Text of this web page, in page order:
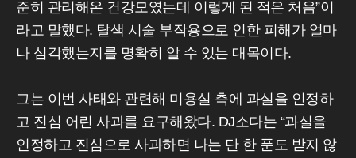
준히 관리해온 건강모였는데 이렇게 된 적은 처음”이
라고 말했다. 탈색 시술 부작용으로 인한 피해가 얼마
나 심각했는지를 명확히 알 수 있는 대목이다.
그는 이번 사태와 관련해 미용실 측에 과실을 인정하
고 진심 어린 사과를 요구해왔다. DJ소다는 “과실을
인정하고 진심으로 사과하면 나는 단 한 푼도 받지 않